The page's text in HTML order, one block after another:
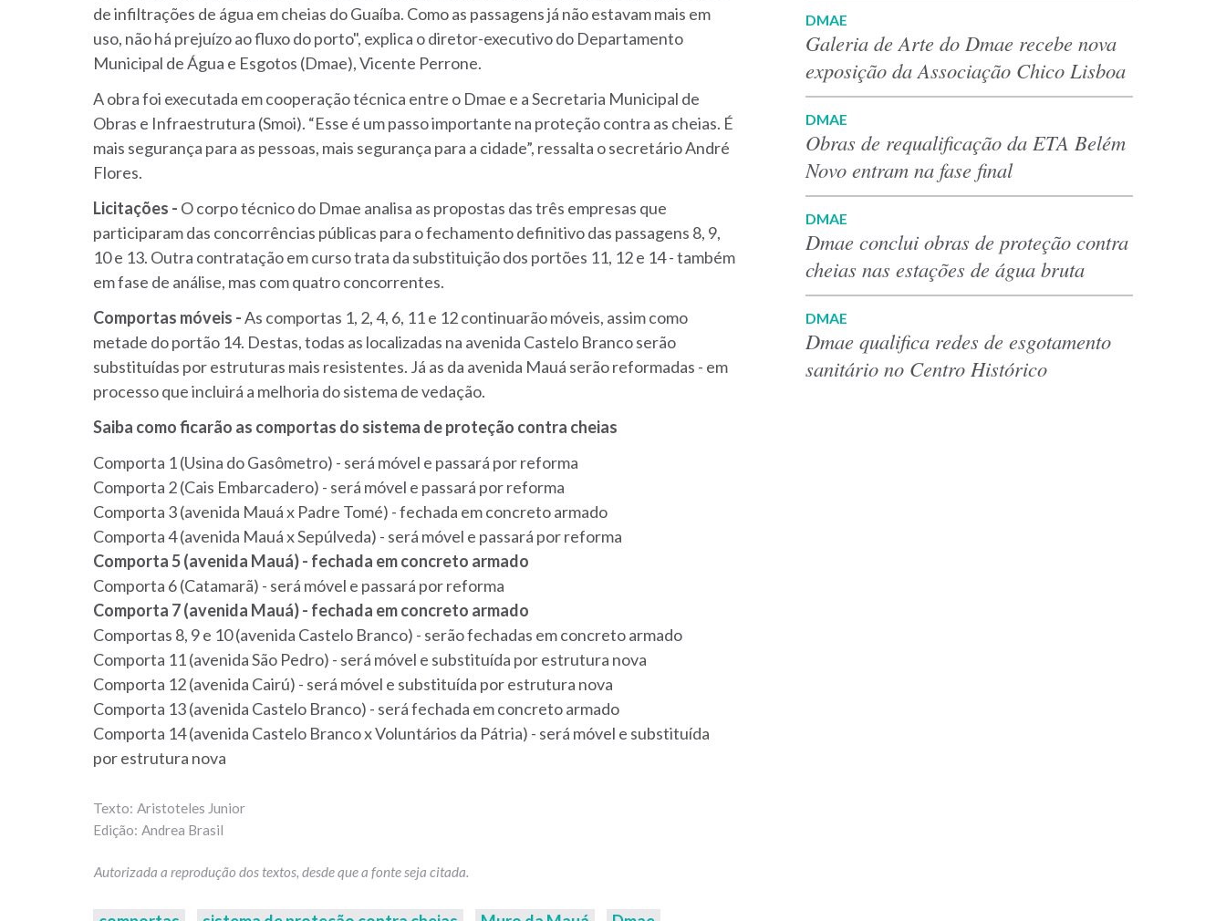
de infiltrações de água em cheias do Guaíba. Como as passagens já não estavam mais em
uso, não há prejuízo ao fluxo do porto", explica o diretor-executivo do Departamento
Municipal de Água e Esgotos (Dmae), Vicente Perrone.
A obra foi executada em cooperação técnica entre o Dmae e a Secretaria Municipal de
Obras e Infraestrutura (Smoi). “Esse é um passo importante na proteção contra as cheias. É
mais segurança para as pessoas, mais segurança para a cidade”, ressalta o secretário André
Flores.
Licitações - O corpo técnico do Dmae analisa as propostas das três empresas que
participaram das concorrências públicas para o fechamento definitivo das passagens 8, 9,
10 e 13. Outra contratação em curso trata da substituição dos portões 11, 12 e 14 - também
em fase de análise, mas com quatro concorrentes.
Comportas móveis -As comportas 1, 2, 4, 6, 11 e 12 continuarão móveis, assim como
metade do portão 14. Destas, todas as localizadas na avenida Castelo Branco serão
substituídas por estruturas mais resistentes. Já as da avenida Mauá serão reformadas - em
processo que incluirá a melhoria do sistema de vedação.
Saiba como ficarão as comportas do sistema de proteção contra cheias
Comporta 1 (Usina do Gasômetro) - será móvel e passará por reforma
Comporta 2 (Cais Embarcadero) - será móvel e passará por reforma
Comporta 3 (avenida Mauá x Padre Tomé) - fechada em concreto armado
Comporta 4 (avenida Mauá x Sepúlveda) - será móvel e passará por reforma
Comporta 5 (avenida Mauá) - fechada em concreto armado
Comporta 6 (Catamarã) - será móvel e passará por reforma
Comporta 7 (avenida Mauá) - fechada em concreto armado
Comportas 8, 9 e 10 (avenida Castelo Branco) - serão fechadas em concreto armado
Comporta 11 (avenida São Pedro) - será móvel e substituída por estrutura nova
Comporta 12 (avenida Cairú) - será móvel e substituída por estrutura nova
Comporta 13 (avenida Castelo Branco) - será fechada em concreto armado
Comporta 14 (avenida Castelo Branco x Voluntários da Pátria) - será móvel e substituída
por estrutura nova
Aristoteles Junior
Andrea Brasil
DMAE
Galeria de Arte do Dmae recebe nova
exposição da Associação Chico Lisboa
DMAE
Obras de requalificação da ETA Belém
Novo entram na fase final
DMAE
Dmae conclui obras de proteção contra
cheias nas estações de água bruta
DMAE
Dmae qualifica redes de esgotamento
sanitário no Centro Histórico